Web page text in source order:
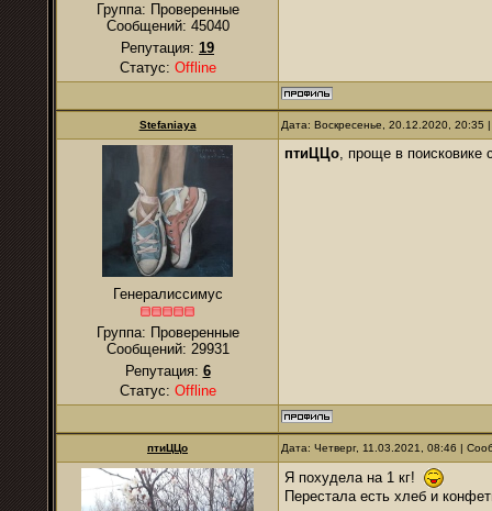
Группа: Проверенные
Сообщений: 45040
Репутация: 19
Статус: Offline
Stefaniaya Дата: Воскресенье, 20.12.2020,
Генералиссимус
Группа: Проверенные
Сообщений: 29931
Репутация: 6
Статус: Offline
птиЦЦо, проще в поисковике
птиЦЦо Дата: Четверг, 11.03.2021, 08:46 |
Я похудела на 1 кг!
Перестала есть хлеб и